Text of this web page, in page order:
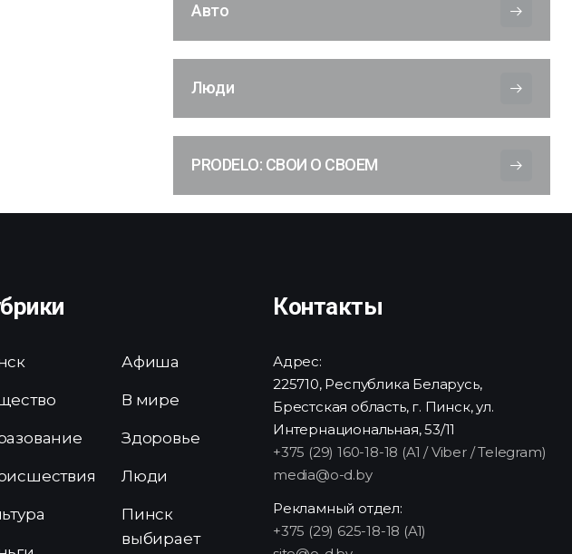
Авто
Люди
PRODELO: СВОИ О СВОЕМ
Афиша
В мире
Здоровье
Люди
Пинск
выбирает
Контакты
Адрес:
225710, Республика Беларусь,
Брестская область, г. Пинск, ул.
Интернациональная, 53/11
+375 (29) 160-18-18 (A1 / Viber / Telegram)
media@o-d.by
Рекламный отдел:
+375 (29) 625-18-18 (A1)